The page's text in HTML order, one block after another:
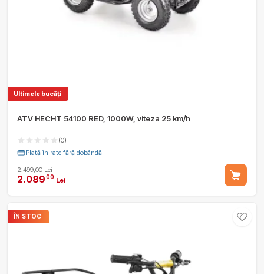
Ultimele bucăți
ATV HECHT 54100 RED, 1000W, viteza 25 km/h
(0)
Plată în rate fără dobândă
2.499,00 Lei
2.08900 Lei
ÎN STOC